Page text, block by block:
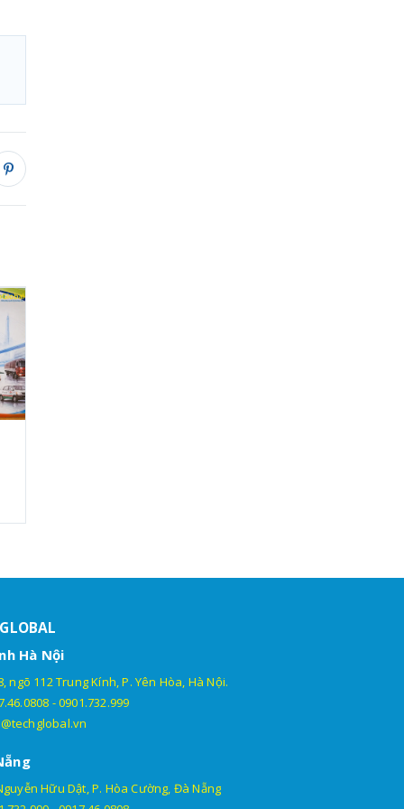
Hà Nội
ngõ 112 Trung Kính, P. Yên Hòa, Hà Nội.
-0901.732.999
Hữu Dật, P. Hòa Cường, Đà Nẵng